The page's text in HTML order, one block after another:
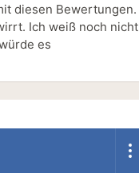
diesen Bewertungen.
Ich weiß noch nicht
es